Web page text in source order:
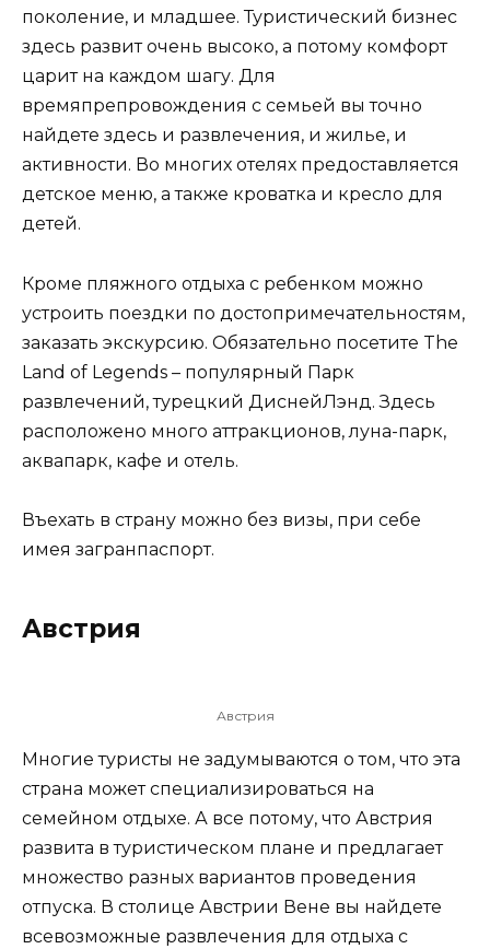
поколение, и младшее. Туристический бизнес
здесь развит очень высоко, а потому комфорт
царит на каждом шагу. Для
времяпрепровождения с семьей вы точно
найдете здесь и развлечения, и жилье, и
активности. Во многих отелях предоставляется
детское меню, а также кроватка и кресло для
детей.
Кроме пляжного отдыха с ребенком можно
устроить поездки по достопримечательностям,
заказать экскурсию. Обязательно посетите The
Land of Legends – популярный Парк
развлечений, турецкий ДиснейЛэнд. Здесь
расположено много аттракционов, луна-парк,
аквапарк, кафе и отель.
Въехать в страну можно без визы, при себе
имея загранпаспорт.
Австрия
Австрия
Многие туристы не задумываются о том, что эта
страна может специализироваться на
семейном отдыхе. А все потому, что Австрия
развита в туристическом плане и предлагает
множество разных вариантов проведения
отпуска. В столице Австрии Вене вы найдете
всевозможные развлечения для отдыха с